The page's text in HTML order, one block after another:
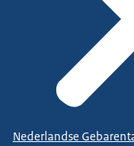
Nederlandse